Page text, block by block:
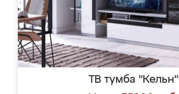
ТВ тумба "Кельн"